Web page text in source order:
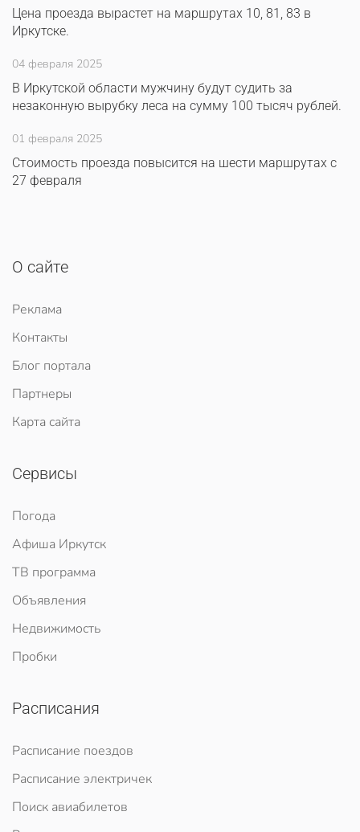
Цена проезда вырастет на маршрутах 10, 81, 83 в
Иркутске.
04 февраля 2025
В Иркутской области мужчину будут судить за
незаконную вырубку леса на сумму 100 тысяч рублей.
01 февраля 2025
Стоимость проезда повысится на шести маршрутах с
27 февраля
О сайте
Реклама
Контакты
Блог портала
Партнеры
Карта сайта
Сервисы
Погода
Афиша Иркутск
ТВ программа
Объявления
Недвижимость
Пробки
Расписания
Расписание поездов
Расписание электричек
Поиск авиабилетов